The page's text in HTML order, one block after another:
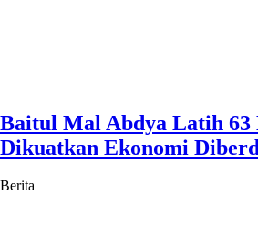
Baitul Mal Abdya Latih 63
Dikuatkan Ekonomi
Berita